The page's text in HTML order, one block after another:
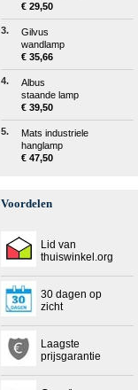
€ 29,50
3.
Gilvus
wandlamp
€ 35,66
4.
Albus
staande lamp
€ 39,50
5.
Mats industriele
hanglamp
€ 47,50
Voordelen
Lid van
thuiswinkel.org
30 dagen op
zicht
Laagste
prijsgarantie